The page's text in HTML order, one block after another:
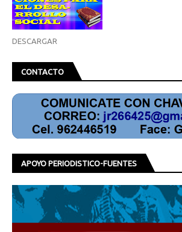
DESCARGAR
CONTACTO
APOYO PERIODISTICO-FUENTES